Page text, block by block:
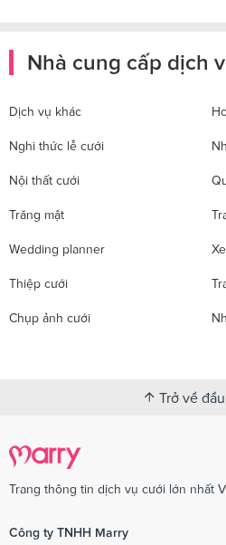
Nhà cung cấp dịch
Dịch vụ khác
Nghi thức lễ cưới
Nội thất cưới
Trăng mật
Wedding planner
Thiệp cưới
Chụp ảnh cưới
Trở về
Trang thông tin dịch vụ cưới lớn nhất
Công ty TNHH Marry